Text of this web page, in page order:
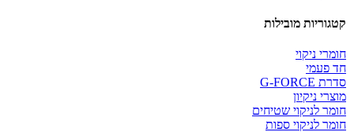
קטגוריות מובילות
חומרי ניקוי
חד פעמי
סדרת G-FORCE
מוצרי ניקיון
חומר לניקוי שטיחים
חומר לניקוי ספות